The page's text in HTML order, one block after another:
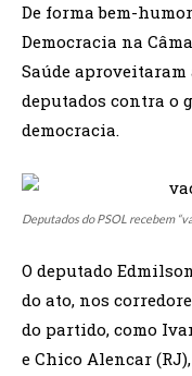
De forma bem-
Democracia na
Saúde aproveitaram
deputados contra o
democracia.
Deputados do PSOL recebem
O deputado
do ato, nos
do partido, como
e Chico Alencar